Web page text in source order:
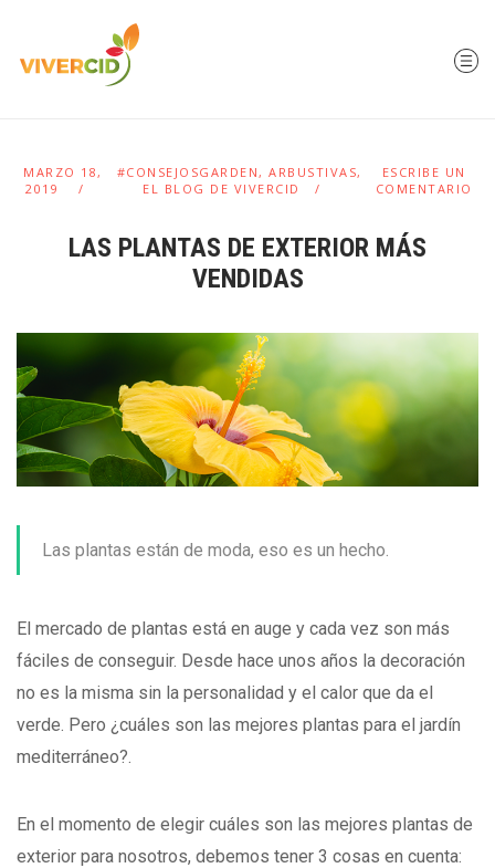
MARZO 18,
2019
#CONSEJOSGARDEN,ARBUSTIVAS,
EL BLOG DE VIVERCID
ESCRIBE UN
COMENTARIO
LAS PLANTAS DE EXTERIOR MÁS
VENDIDAS
Las plantas están de moda, eso es un hecho.
El mercado de plantas está en auge y cada vez son más
fáciles de conseguir. Desde hace unos años la decoración
no es la misma sin la personalidad y el calor que da el
verde. Pero ¿cuáles son las mejores plantas para el jardín
mediterráneo?.
En el momento de elegir cuáles son las mejores plantas de
exterior para nosotros, debemos tener 3 cosas en cuenta: